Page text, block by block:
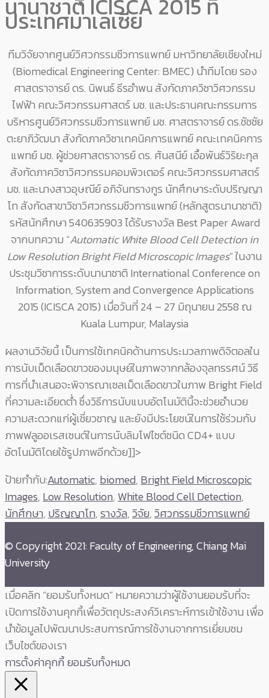
นานาชาติ ICISCA 2015 ที่
ประเทศมาเลเซีย
ทีมวิจัยจากศูนย์วิศวกรรมชีวการแพทย์ มหาวิทยาลัยเชียงใหม่
(Biomedical Engineering Center: BMEC) นำทีมโดย รอง
ศาสตราจารย์ ดร. นิพนธ์ ธีรอำพน สังกัดภาควิชาวิศวกรรม
ไฟฟ้า คณะวิศวกรรมศาสตร์ มช. และประธานคณะกรรมการ
บริหารศูนย์วิศวกรรมชีวการแพทย์ มช. ศาสตราจารย์ ดร.ชัชชัย
ตะยาภิวัฒนา สังกัดภาควิชาเทคนิคการแพทย์ คณะเทคนิคการ
แพทย์ มช. ผู้ช่วยศาสตราจารย์ ดร. ศันสนีย์ เอื้อพันธ์วิริยะกุล
สังกัดภาควิชาวิศวกรรมคอมพิวเตอร์ คณะวิศวกรรมศาสตร์
มช. และนางสาวอุษณีย์ อภิจันทรางกูร นักศึกษาระดับปริญญา
โท สังกัดสาขาวิชาวิศวกรรมชีวการแพทย์ (หลักสูตรนานาชาติ)
รหัสนักศึกษา 540635903 ได้รับรางวัล Best Paper Award
จากบทความ “Automatic White Blood Cell Detection in
Low Resolution Bright Field Microscopic Images”ในงาน
ประชุมวิชาการระดับนานาชาติ International Conference on
Information, System and Convergence Applications
2015 (ICISCA 2015) เมื่อวันที่ 24 – 27 มิถุนายน 2558 ณ
Kuala Lumpur, Malaysia
ผลงานวิจัยนี้ เป็นการใช้เทคนิคด้านการประมวลภาพดิจิตอลใน
การนับเม็ดเลือดขาวของมนุษย์ในภาพจากกล้องจุลทรรศน์ วิธี
การที่นำเสนอจะพิจารณาเซลเม็ดเลือดขาวในภาพ Bright Field
ที่ความละเอียดต่ำ ซึ่งวิธีการนับแบบอัตโนมัตินี้จะช่วยอำนวย
ความสะดวกแก่ผู้เชี่ยวชาญ และยังมีประโยชน์ในการใช้ร่วมกับ
ภาพฟลูออเรสเซนต์ในการนับลิมโฟไซต์ชนิด CD4+ แบบ
อัตโนมัติโดยใช้รูปภาพอีกด้วย]]>
ป้ายกำกับ:Automatic, biomed, Bright Field Microscopic
Images, Low Resolution, White Blood Cell Detection,
นักศึกษา, ปริญญาโท,รางวัล,วิจัย,วิศวกรรมชีวการแพทย์
© Copyright 2021: Faculty of Engineering, Chiang Mai
University
เมื่อคลิก “ยอมรับทั้งหมด” หมายความว่าผู้ใช้งานยอมรับที่จะ
เปิดการใช้งานคุกกี้เพื่อวัตถุประสงค์วิเคราะห์การเข้าใช้งาน เพื่อ
นำข้อมูลไปพัฒนาประสบการณ์การใช้งานจากการเยี่ยมชม
เว็บไซต์ของเรา
การตั้งค่าคุกกี้ยอมรับทั้งหมด